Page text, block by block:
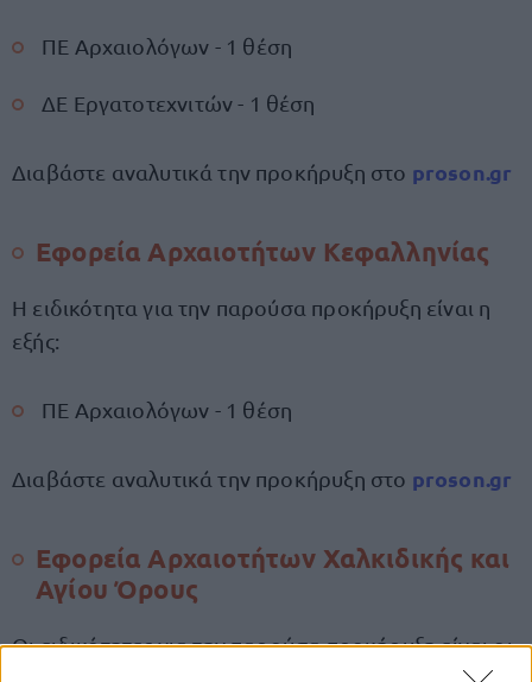
ΠΕ Αρχαιολόγων - 1 θέση
ΔΕ Εργατοτεχνιτών - 1 θέση
Διαβάστε αναλυτικά την προκήρυξη στο proson.gr
Εφορεία Αρχαιοτήτων Κεφαλληνίας
Η ειδικότητα για την παρούσα προκήρυξη είναι η
εξής:
ΠΕ Αρχαιολόγων - 1 θέση
Διαβάστε αναλυτικά την προκήρυξη στο proson.gr
Εφορεία Αρχαιοτήτων Χαλκιδικής και
Αγίου Όρους
Οι ειδικότητες για την παρούσα προκήρυξη είναι οι